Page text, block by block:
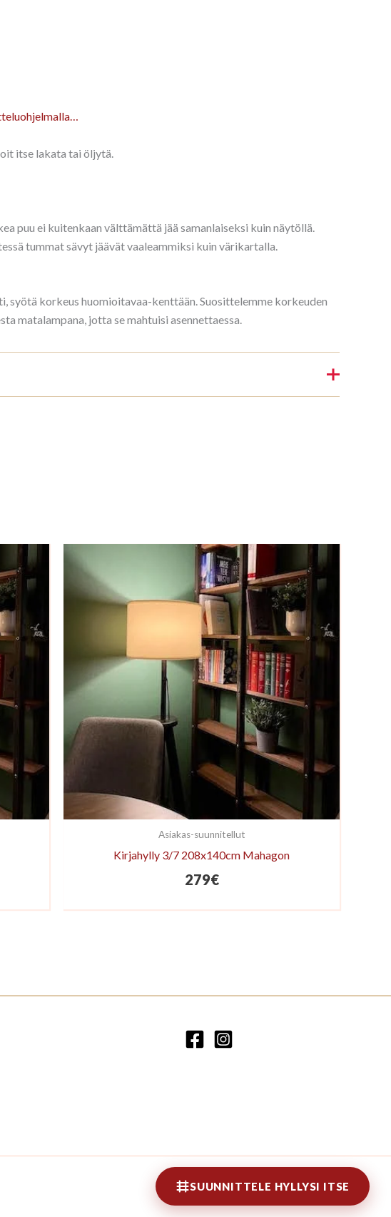
itse lakata tai öljytä.
puu ei kuitenkaan välttämättä jää samanlaiseksi kuin näytöllä.
tummat sävyt jäävät vaaleammiksi kuin värikartalla.
syötä korkeus huomioitavaa-kenttään. Suosittelemme korkeuden
matalampana, jotta se mahtuisi asennettaessa.
“Kirjahylly 3/7 208x140cm Mahagon”
Asiakas-suunnitellut
Kirjahylly 3/7 208x140cm Mahagon
279€
SUUNNITTELE HYLLYSI ITSE